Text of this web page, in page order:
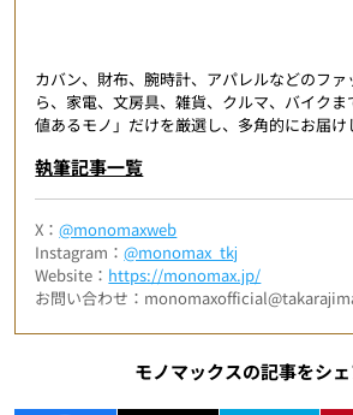
カバン、財布、腕時計、アパレルなどのフ
ら、家電、文房具、雑貨、クルマ、バイク
値あるモノ」だけを厳選し、多角的にお届け
執筆記事一覧
X：@monomaxweb
Instagram：@monomax_tkj
Website： https://monomax.jp/
お問い合わせ：
モノマックスの記事をシ